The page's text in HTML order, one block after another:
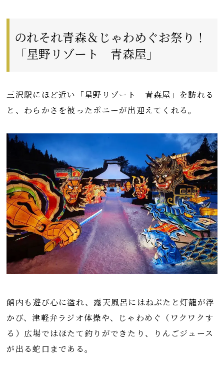
のれそれ青森＆じゃわめぐお祭り！
「星野リゾート 青森屋」
三沢駅にほど近い「星野リゾート 青森屋」を訪れる
と、わらかさを被ったポニーが出迎えてくれる。
館内も遊び心に溢れ、露天風呂にはねぶたと灯籠が浮
かび、津軽弁ラジオ体操や、じゃわめぐ（ワクワクす
る）広場ではほたて釣りができたり、りんごジュース
が出る蛇口まである。